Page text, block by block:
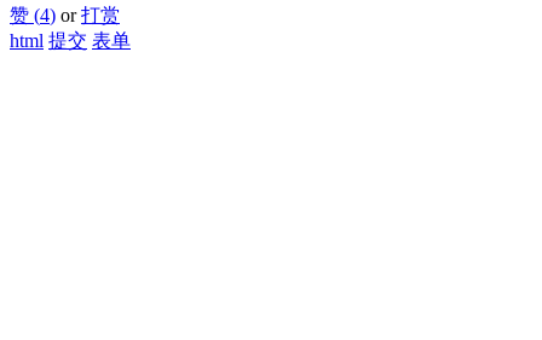
赞 (4) or 打赏
html 提交 表单